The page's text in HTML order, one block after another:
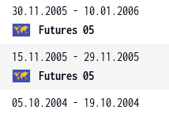
30.11.2005 - 10.01.2006
Futures 05
15.11.2005 - 29.11.2005
Futures 05
05.10.2004 - 19.10.2004